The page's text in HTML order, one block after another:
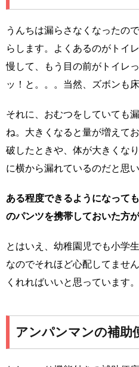
うんちは漏らさなくなったの
らします。よくあるのがトイ
慢して、もう目の前がトイレ
ッ！と。。。当然、ズボンも
それに、おむつをしていても
ね。大きくなると量が増えて
破したときや、体が大きくな
に横から漏れているのだと思い
ある程度できるようになって
のパンツを携帯しておいた方が
とはいえ、幼稚園児でも小学
なのでそれほど心配してませ
くれればいいと思っています。
アンパンマンの補助